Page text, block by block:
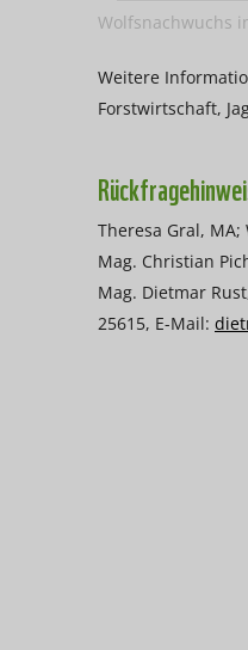
Wolfsnachwuchs
Weitere
Forstwirtschaft,
Theresa Gral, MA;
Mag. Christian
Mag. Dietmar
25615, E-Mail: